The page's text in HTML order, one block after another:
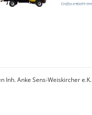
Inh. Anke Sens-Weiskircher e.K.